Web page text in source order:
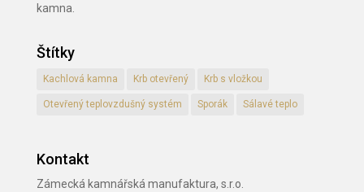
kamna.
Štítky
Kachlová kamna Krb otevřený Krb s vložkou
Otevřený teplovzdušný systém Sporák Sálavé teplo
Kontakt
Zámecká kamnářská manufaktura, s.r.o.